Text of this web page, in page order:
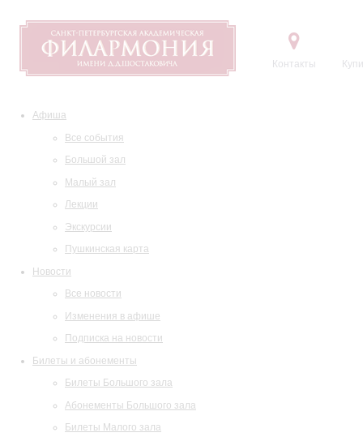
Контакты
Афиша
Все события
Большой зал
Малый зал
Лекции
Экскурсии
Пушкинская карта
Новости
Все новости
Изменения в афише
Подписка на новости
Билеты и абонементы
Билеты Большого зала
Абонементы Большого зала
Билеты Малого зала